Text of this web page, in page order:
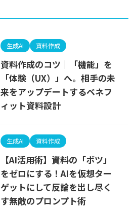
生成AI 資料作成
資料作成のコツ｜「機能」を
「体験（UX）」へ。相手の未
来をアップデートするベネフ
ィット資料設計
生成AI 資料作成
【AI活用術】資料の「ボツ」
をゼロにする！AIを仮想ター
ゲットにして反論を出し尽く
す無敵のプロンプト術